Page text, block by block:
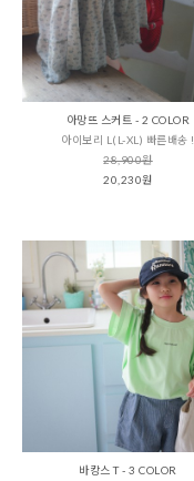
아망뜨 스커트 - 2 COLOR
아이보리 L(L-XL) 빠른배송 !
28,900원
20,230원
바캉스 T - 3 COLOR